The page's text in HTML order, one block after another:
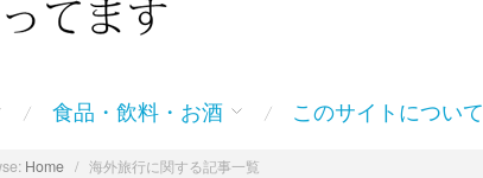
食品・飲料・お酒 このサイトについて
Home / 海外旅行に関する記事一覧